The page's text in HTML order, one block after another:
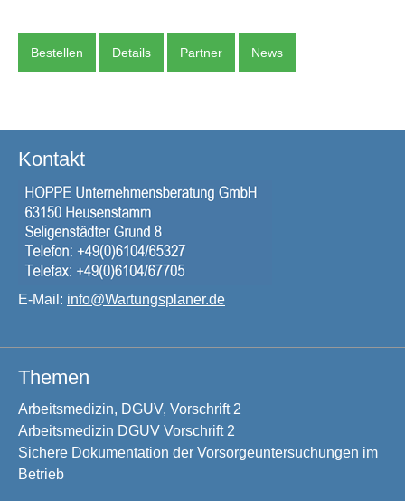
Bestellen Details Partner News
Kontakt
E-Mail: info@Wartungsplaner.de
Themen
Arbeitsmedizin, DGUV, Vorschrift 2
Arbeitsmedizin DGUV Vorschrift 2
Sichere Dokumentation der Vorsorgeuntersuchungen im
Betrieb